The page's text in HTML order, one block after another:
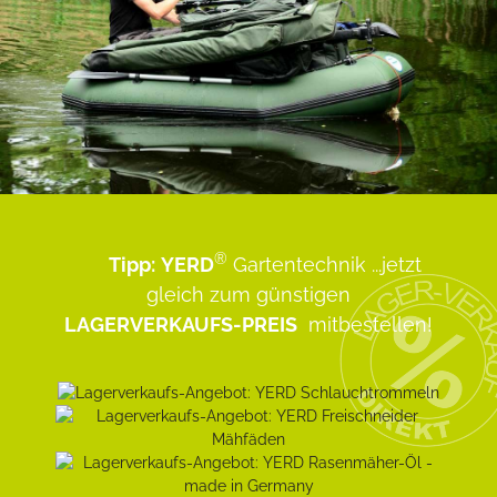
Tipp: YERD® Gartentechnik ...jetzt
gleich zum günstigen
LAGERVERKAUFS-PREIS mitbestellen!